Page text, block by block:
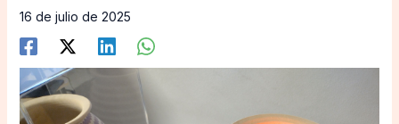
16 de julio de 2025